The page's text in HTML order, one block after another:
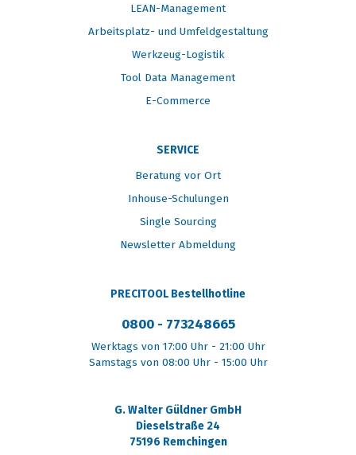
LEAN-Management
Arbeitsplatz- und Umfeldgestaltung
Werkzeug-Logistik
Tool Data Management
E-Commerce
SERVICE
Beratung vor Ort
Inhouse-Schulungen
Single Sourcing
Newsletter Abmeldung
PRECITOOL Bestellhotline
0800 - 773248665
Werktags von 17:00 Uhr - 21:00 Uhr
Samstags von 08:00 Uhr - 15:00 Uhr
G. Walter Güldner GmbH
Dieselstraße 24
75196 Remchingen